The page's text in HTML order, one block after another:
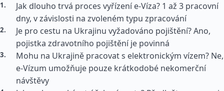
Jak dlouho trvá proces vyřízení e-Víza? 1 až 3 pracovní
dny, v závislosti na zvoleném typu zpracování
Je pro cestu na Ukrajinu vyžadováno pojištění? Ano,
pojistka zdravotního pojištění je povinná
Mohu na Ukrajině pracovat s elektronickým vízem? Ne,
e-Vízum umožňuje pouze krátkodobé nekomerční
návštěvy